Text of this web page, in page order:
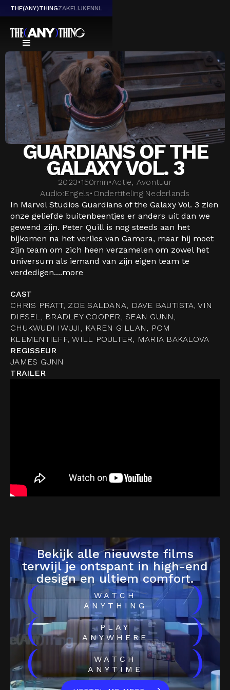
THE(ANY)THINGZAKELIJKENNL
GUARDIANS OF THE
GALAXY VOL. 3
2023•150min•Actie, Avontuur
Audio:Engels• Ondertiteling:Nederlands
In Marvel Studios Guardians of the Galaxy Vol. 3 zien
onze geliefde buitenbeentjes er anders uit dan we
gewend zijn. Peter Quill is nog steeds aan het
bijkomen na het verlies van Gamora, maar hij moet
zijn team om zich heen verzamelen om zowel het
universum als iemand van zijn eigen team te
verdedigen....more
CAST
CHRIS PRATT, ZOE SALDANA, DAVE BAUTISTA, VIN
DIESEL, BRADLEY COOPER, SEAN GUNN,
CHUKWUDI IWUJI, KAREN GILLAN, POM
KLEMENTIEFF, WILL POULTER, MARIA BAKALOVA
REGISSEUR
JAMES GUNN
TRAILER
Bekijk alle nieuwste films
terwijl je ontspant in high-end
design en ultiem comfort.
(
WATCH
ANYTHING
)
(
PLAY
ANYWHERE
)
(
WATCH
ANYTIME
)